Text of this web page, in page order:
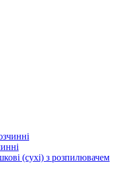
(сухі) з розпилювачем